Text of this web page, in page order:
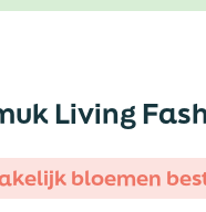
Living
bloemen